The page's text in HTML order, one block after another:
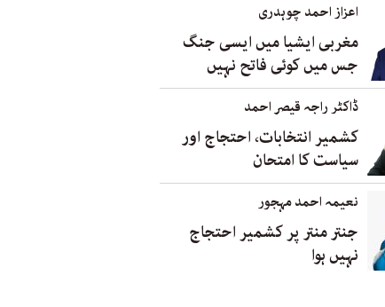
اعزاز احمد چوہدری
مغربی ایشیا میں ایسی جنگ
جس میں کوئی فاتح نہیں
ڈاکٹر راجہ قیصر احمد
کشمیر انتخابات، احتجاج اور
سیاست کا امتحان
نعیمہ احمد مہجور
جنتر منتر پر کشمیر احتجاج
نہیں ہوا